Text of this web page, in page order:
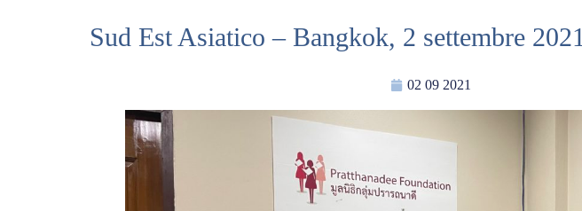
Sud Est Asiatico – Bangkok, 2 settembre 2021
02 09 2021